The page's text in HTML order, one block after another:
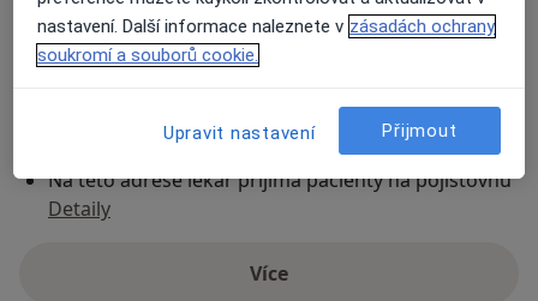
Dostupnost
Na této adrese online kalendář není aktivní
Způsoby platby (soukromé návštěvy)
Na teto adrese lékař přijímá pacienty na pojišťovnu
Detaily
Víceo adrese
nastavení. Další informace naleznete v zásadách ochrany
soukromí a souborů cookie.
Upravit nastavení Přijmout